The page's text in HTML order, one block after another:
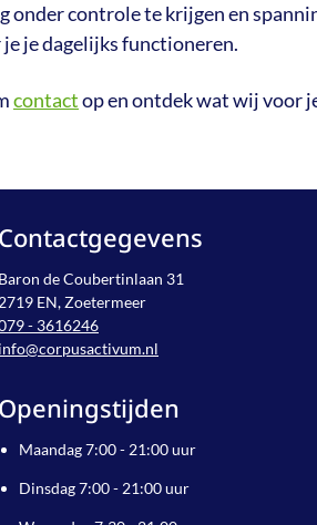
onder controle te krijgen en
je dagelijks functioneren.
contactop en ontdek wat wij voor
Contactgegevens
Baron de Coubertinlaan 31
2719 EN, Zoetermeer
- 3616246
info@corpusactivum.nl
Openingstijden
Maandag 7:00 - 21:00 uur
Dinsdag 7:00 - 21:00 uur